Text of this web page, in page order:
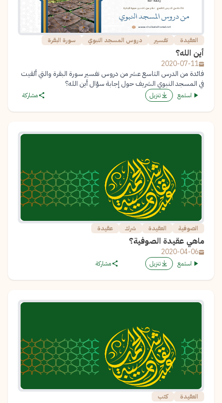
العقيدة تفسير دروس المسجد النبوي سورة البقرة
أين الله؟
2020-07-11
فائدة من الدرس التاسع عشر من دروس تفسير سورة البقرة والتي ألقيت
في المسجد النبوي الشريف حول إجابة سؤال أين الله؟
استمع تنزيل مشاركة
الصوفية العقيدة شرك عقيدة
ماهي عقيدة الصوفية؟
2020-04-06
استمع تنزيل مشاركة
العقيدة كتب